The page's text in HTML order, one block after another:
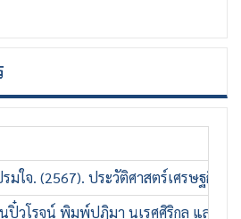
มใจ. (2567). ประวัติศาสตร์เศรษฐกิจ
ปิ๋วโรจน์ พิมพ์ปฏิมา นเรศศิริกุล และศุภ